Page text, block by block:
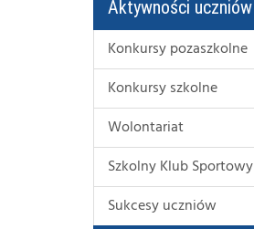
Aktywności uczniów
Konkursy pozaszkolne
Konkursy szkolne
Wolontariat
Szkolny Klub Sportowy
Sukcesy uczniów